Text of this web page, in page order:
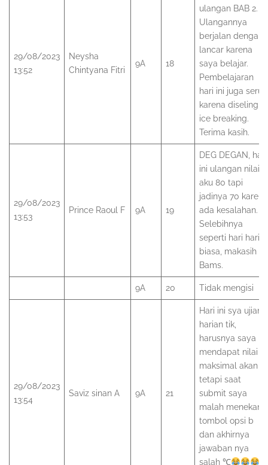
29/08/2023
13:52
Neysha
Chintyana Fitri
9A 18
ulangan BAB 2.
Ulangannya
berjalan dengan
lancar karena
saya belajar.
Pembelajaran
hari ini juga seru
karena diselingi
ice breaking.
Terima kasih.
29/08/2023
13:53
Prince Raoul F 9A 19
DEG DEGAN, hari
ini ulangan nilai
aku 80 tapi
jadinya 70 karena
ada kesalahan.
Selebihnya
seperti hari hari
biasa, makasih sir
Bams.
9A 20 Tidak mengisi
29/08/2023
13:54
Saviz sinan A 9A 21
Hari ini sya ujian
harian tik,
harusnya saya
mendapat nilai
maksimal akan
tetapi saat
submit saya
malah menekan
tombol opsi b
dan akhirnya
jawaban nya
salah ℃